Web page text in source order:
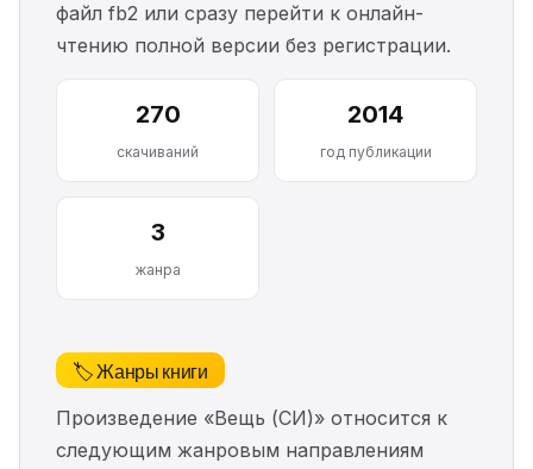
файл fb2 или сразу перейти к онлайн-
чтению полной версии без регистрации.
270
скачиваний
2014
год публикации
3
жанра
🏷️ Жанры книги
Произведение «Вещь (СИ)» относится к
следующим жанровым направлениям